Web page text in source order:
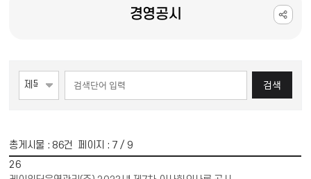
경영공시
검색
총게시물 : 86건 페이지 : 7 / 9
26